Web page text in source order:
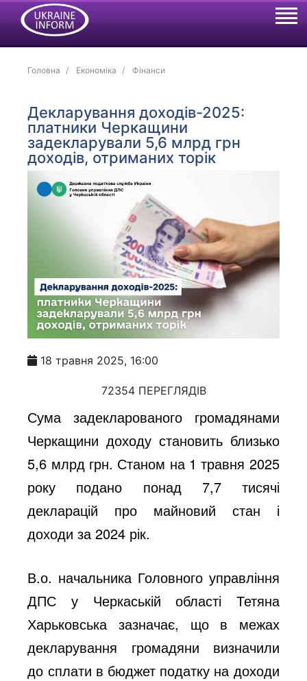
Головна Економіка Фінанси
Декларування доходів-2025:
платники Черкащини
задекларували 5,6 млрд грн
доходів, отриманих торік
18 травня 2025, 16:00
72354 ПЕРЕГЛЯДІВ
Сума задекларованого громадянами
Черкащини доходу становить близько
5,6 млрд грн. Станом на 1 травня 2025
року подано понад 7,7 тисячі
декларацій про майновий стан і
доходи за 2024 рік.
В.о. начальника Головного управління
ДПС у Черкаській області Тетяна
Харьковська зазначає, що в межах
декларування громадяни визначили
до сплати в бюджет податку на доходи